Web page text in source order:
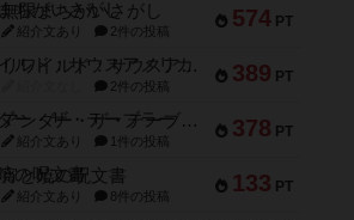
574 PT
無限まちがいさがし
紹介文あり 2件の投稿
389 PT
リワイルド：サウスアメリカ
2件の投稿
378 PT
アンダー・ザ・テーブラー
紹介文あり 1件の投稿
133 PT
宵と暁の呪文書
紹介文あり 8件の投稿